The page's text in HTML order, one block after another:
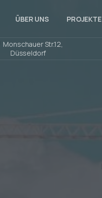
ÜBER UNS PROJEKTE
Monschauer Str.12,
Düsseldorf